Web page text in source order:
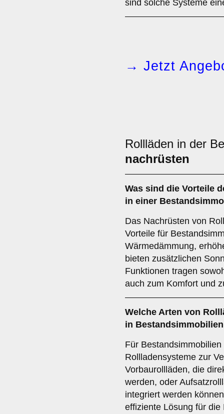
sind solche Systeme
→ Jetzt
Rollläden in der
nachrüsten
Was sind die Vorteile
in einer
Das Nachrüsten von
Vorteile für
Wärmedämmung,
bieten zusätzlichen
Funktionen tragen
auch zum Komfort und
Welche Arten von
in
Für
Rollladensysteme zur
Vorbaurollläden, die
werden, oder
integriert werden
effiziente Lösung für